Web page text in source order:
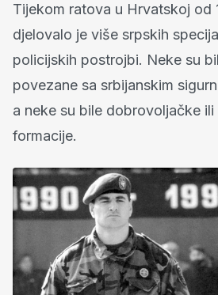
Tijekom ratova u Hrvatskoj od
djelovalo je više srpskih
policijskih postrojbi. Neke su
povezane sa srbijanskim
a neke su bile dobrovoljačke
formacije.